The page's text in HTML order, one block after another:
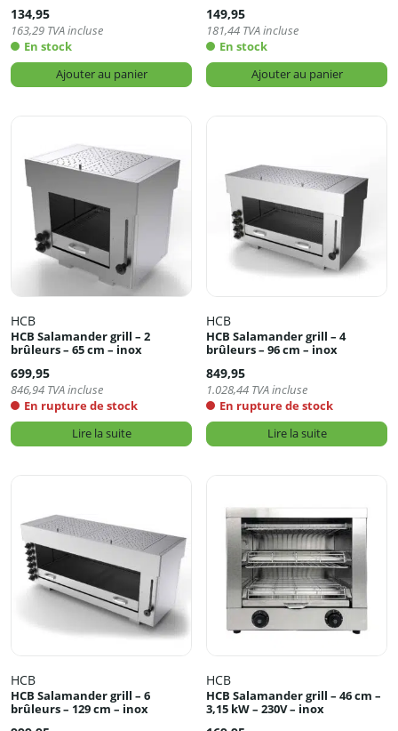
134,95
163,29 TVA incluse
En stock
Ajouter au panier
149,95
181,44 TVA incluse
En stock
Ajouter au panier
HCB
HCB Salamander grill – 2
brûleurs – 65 cm – inox
699,95
846,94 TVA incluse
En rupture de stock
Lire la suite
HCB
HCB Salamander grill – 4
brûleurs – 96 cm – inox
849,95
1.028,44 TVA incluse
En rupture de stock
Lire la suite
HCB
HCB Salamander grill – 6
brûleurs – 129 cm – inox
HCB
HCB Salamander grill – 46 cm –
3,15 kW – 230V – inox